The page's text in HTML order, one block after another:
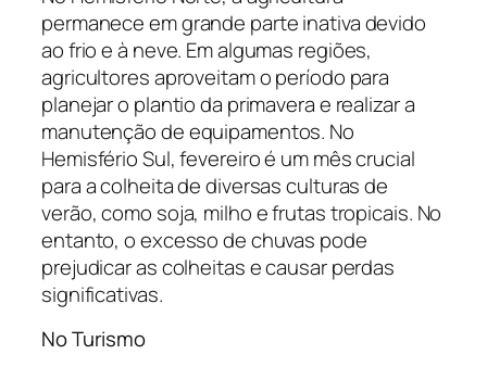
permanece em grande parte inativa devido
ao frio e à neve. Em algumas regiões,
agricultores aproveitam o período para
planejar o plantio da primavera e realizar a
manutenção de equipamentos. No
Hemisfério Sul, fevereiro é um mês crucial
para a colheita de diversas culturas de
verão, como soja, milho e frutas tropicais. No
entanto, o excesso de chuvas pode
prejudicar as colheitas e causar perdas
significativas.
No Turismo